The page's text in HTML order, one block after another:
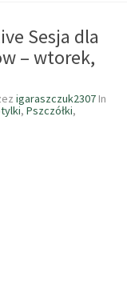
Sesja dla
– wtorek,
igaraszczuk2307 In
, Pszczółki,